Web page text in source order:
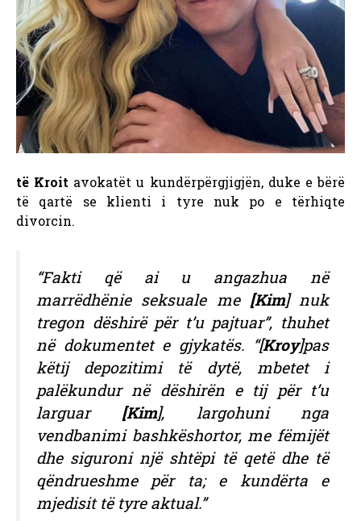
të Kroit avokatët u kundërpërgjigjën, duke e bërë
të qartë se klienti i tyre nuk po e tërhiqte
divorcin.
“Fakti që ai u angazhua në
marrëdhënie seksuale me [Kim] nuk
tregon dëshirë për t’u pajtuar”, thuhet
në dokumentet e gjykatës. “[Kroy]pas
këtij depozitimi të dytë, mbetet i
palëkundur në dëshirën e tij për t’u
larguar[Kim], largohuni nga
vendbanimi bashkëshortor, me fëmijët
dhe siguroni një shtëpi të qetë dhe të
qëndrueshme për ta; e kundërta e
mjedisit të tyre aktual.”